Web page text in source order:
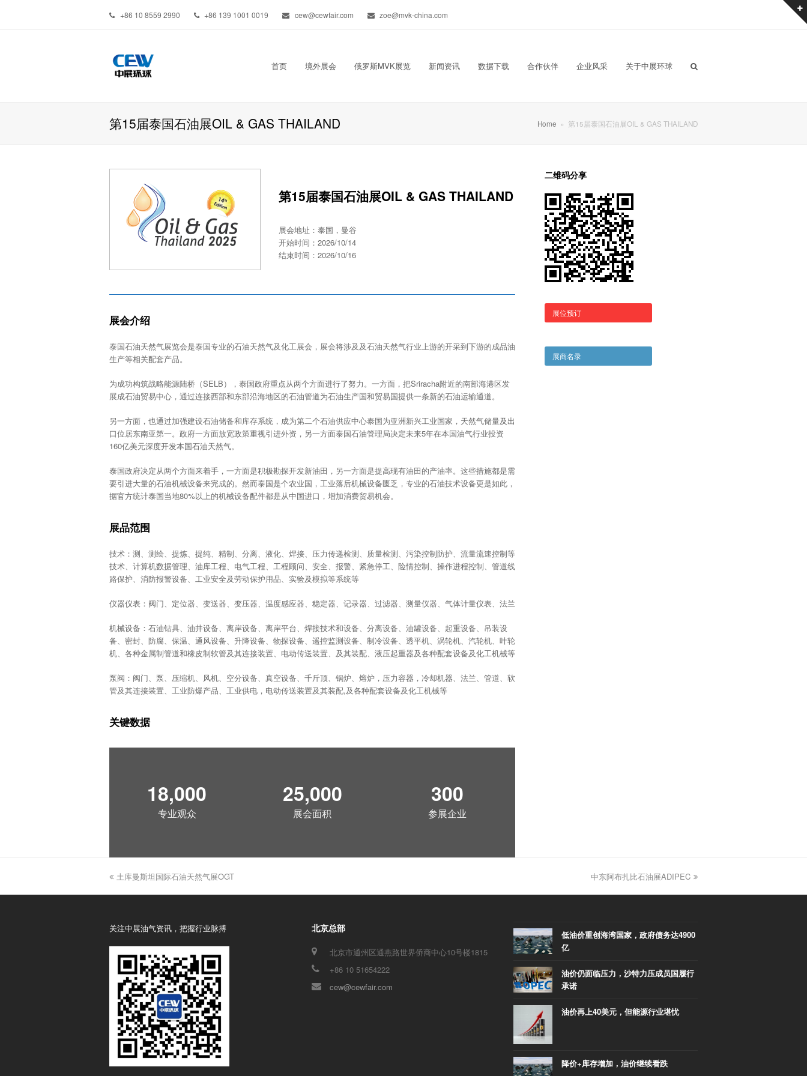
+86 10 8559 2990 +86 139 1001 0019 cew@cewfair.com zoe@mvk-china.com
首页 境外展会 俄罗斯MVK展览 新闻资讯 数据下载 合作伙伴 企业风采 关于中展环球
第15届泰国石油展OIL & GAS THAILAND Home » 第15届泰国石油展OIL & GAS THAILAND
第15届泰国石油展OIL & GAS THAILAND
展会地址：泰国，曼谷
开始时间：2026/10/14
结束时间：2026/10/16
展会介绍
泰国石油天然气展览会是泰国专业的石油天然气及化工展会，展会将涉及及石油天然气行业上游的开采到下游的成品油
生产等相关配套产品。
为成功构筑战略能源陆桥（SELB），泰国政府重点从两个方面进行了努力。一方面，把Sriracha附近的南部海港区发
展成石油贸易中心，通过连接西部和东部沿海地区的石油管道为石油生产国和贸易国提供一条新的石油运输通道。
另一方面，也通过加强建设石油储备和库存系统，成为第二个石油供应中心泰国为亚洲新兴工业国家，天然气储量及出
口位居东南亚第一。政府一方面放宽政策重视引进外资，另一方面泰国石油管理局决定未来5年在本国油气行业投资
160亿美元深度开发本国石油天然气。
泰国政府决定从两个方面来着手，一方面是积极勘探开发新油田，另一方面是提高现有油田的产油率。这些措施都是需
要引进大量的石油机械设备来完成的。然而泰国是个农业国，工业落后机械设备匮乏，专业的石油技术设备更是如此，
据官方统计泰国当地80%以上的机械设备配件都是从中国进口，增加消费贸易机会。
展品范围
技术：测、测绘、提炼、提纯、精制、分离、液化、焊接、压力传递检测、质量检测、污染控制防护、流量流速控制等
技术、计算机数据管理、油库工程、电气工程、工程顾问、安全、报警、紧急停工、险情控制、操作进程控制、管道线
路保护、消防报警设备、工业安全及劳动保护用品、实验及模拟等系统等
仪器仪表：阀门、定位器、变送器、变压器、温度感应器、稳定器、记录器、过滤器、测量仪器、气体计量仪表、法兰
机械设备：石油钻具、油井设备、离岸设备、离岸平台、焊接技术和设备、分离设备、油罐设备、起重设备、吊装设
备、密封、防腐、保温、通风设备、升降设备、物探设备、遥控监测设备、制冷设备、透平机、涡轮机、汽轮机、叶轮
机、各种金属制管道和橡皮制软管及其连接装置、电动传送装置、及其装配、液压起重器及各种配套设备及化工机械等
泵阀：阀门、泵、压缩机、风机、空分设备、真空设备、千斤顶、锅炉、熔炉，压力容器，冷却机器、法兰、管道、软
管及其连接装置、工业防爆产品、工业供电，电动传送装置及其装配,及各种配套设备及化工机械等
关键数据
18,000
专业观众
25,000
展会面积
300
参展企业
二维码分享
展位预订
展商名录
previous
土库曼斯坦国际石油天然气展OGT
next
中东阿布扎比石油展ADIPEC
关注中展油气资讯，把握行业脉搏 北京总部
北京市通州区通燕路世界侨商中心10号楼1815
+86 10 51654222
cew@cewfair.com
低油价重创海湾国家，政府债务达4900
亿
油价仍面临压力，沙特力压成员国履行
承诺
油价再上40美元，但能源行业堪忧
降价+库存增加，油价继续看跌